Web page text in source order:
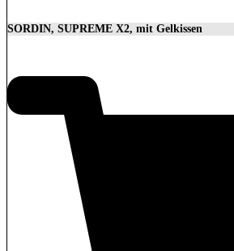
SORDIN, SUPREME X2, mit Gelkissen